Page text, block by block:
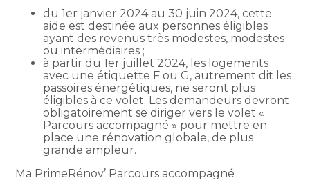
du 1er janvier 2024 au 30 juin 2024, cette
aide est destinée aux personnes éligibles
ayant des revenus très modestes, modestes
ou intermédiaires ;
à partir du 1er juillet 2024, les logements
avec une étiquette F ou G, autrement dit les
passoires énergétiques, ne seront plus
éligibles à ce volet. Les demandeurs devront
obligatoirement se diriger vers le volet «
Parcours accompagné » pour mettre en
place une rénovation globale, de plus
grande ampleur.
Ma PrimeRénov’ Parcours accompagné